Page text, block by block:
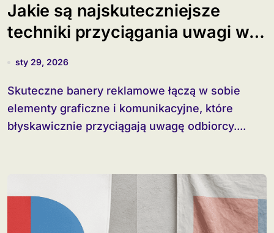
Jakie są najskuteczniejsze
techniki przyciągania uwagi w
banerach?
sty 29, 2026
Skuteczne banery reklamowe łączą w sobie
elementy graficzne i komunikacyjne, które
błyskawicznie przyciągają uwagę odbiorcy....